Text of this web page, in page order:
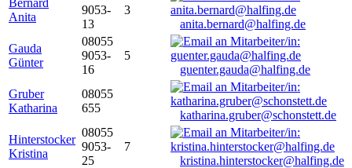
Bernard
Anita
9053-
13
3
anita.bernard@halfing.de
Gauda
Günter
08055
9053-
16
5
guenter.gauda@halfing.de
Gruber
Katharina
08055
655
katharina.gruber@schonstett.de
Hinterstocker
Kristina
08055
9053-
25
7
kristina.hinterstocker@halfing.de